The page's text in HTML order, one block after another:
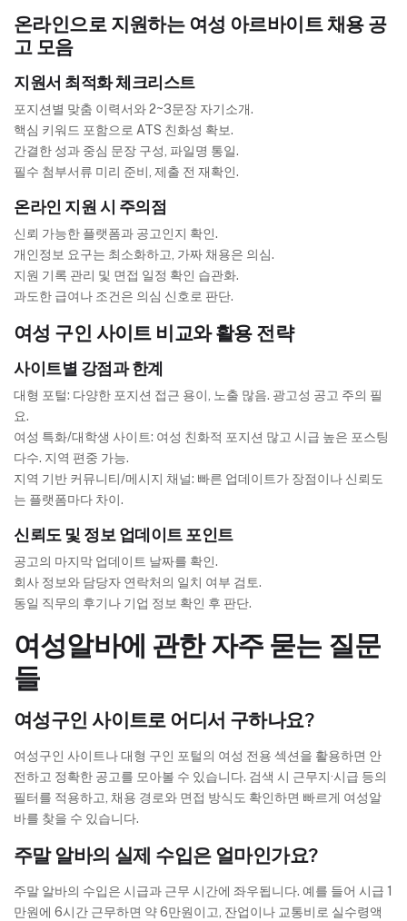
온라인으로 지원하는 여성 아르바이트 채용 공
고 모음
지원서 최적화 체크리스트
포지션별 맞춤 이력서와 2~3문장 자기소개.
핵심 키워드 포함으로 ATS 친화성 확보.
간결한 성과 중심 문장 구성, 파일명 통일.
필수 첨부서류 미리 준비, 제출 전 재확인.
온라인 지원 시 주의점
신뢰 가능한 플랫폼과 공고인지 확인.
개인정보 요구는 최소화하고, 가짜 채용은 의심.
지원 기록 관리 및 면접 일정 확인 습관화.
과도한 급여나 조건은 의심 신호로 판단.
여성 구인 사이트 비교와 활용 전략
사이트별 강점과 한계
대형 포털: 다양한 포지션 접근 용이, 노출 많음. 광고성 공고 주의 필
요.
여성 특화/대학생 사이트: 여성 친화적 포지션 많고 시급 높은 포스팅
다수. 지역 편중 가능.
지역 기반 커뮤니티/메시지 채널: 빠른 업데이트가 장점이나 신뢰도
는 플랫폼마다 차이.
신뢰도 및 정보 업데이트 포인트
공고의 마지막 업데이트 날짜를 확인.
회사 정보와 담당자 연락처의 일치 여부 검토.
동일 직무의 후기나 기업 정보 확인 후 판단.
여성알바에 관한 자주 묻는 질문
들
여성구인 사이트로 어디서 구하나요?
여성구인 사이트나 대형 구인 포털의 여성 전용 섹션을 활용하면 안
전하고 정확한 공고를 모아볼 수 있습니다. 검색 시 근무지·시급 등의
필터를 적용하고, 채용 경로와 면접 방식도 확인하면 빠르게 여성알
바를 찾을 수 있습니다.
주말 알바의 실제 수입은 얼마인가요?
주말 알바의 수입은 시급과 근무 시간에 좌우됩니다. 예를 들어 시급 1
만원에 6시간 근무하면 약 6만원이고, 잔업이나 교통비로 실수령액